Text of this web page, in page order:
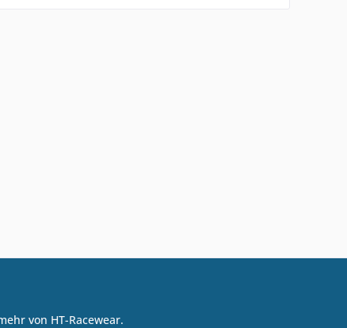
von HT-Racewear.